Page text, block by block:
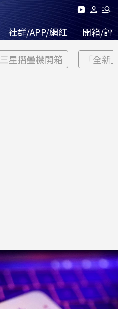
社群/APP/網紅 開箱/評
三星摺疊機開箱 「全新